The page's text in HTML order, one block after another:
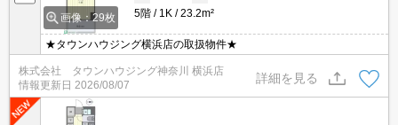
画像：29枚
5階
1K 23.2m²
★タウンハウジング横浜店の取扱物件★
株式会社 タウンハウジング神奈川 横浜店
情報更新日 2026/08/07
詳細を見る